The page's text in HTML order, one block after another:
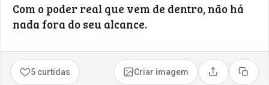
Com o poder real que vem de dentro, não há
nada fora do seu alcance.
5 curtidas Criar imagem Compartilhar
Copiar